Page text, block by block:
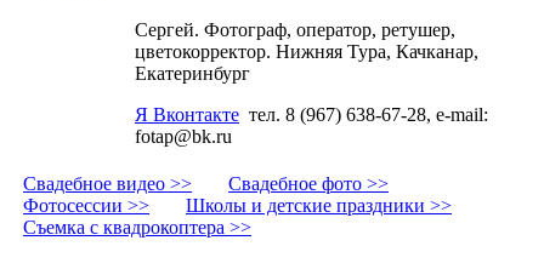
Сергей. Фотограф, оператор, ретушер,
цветокорректор. Нижняя Тура, Качканар,
Екатеринбург
Я Вконтакте тел. 8 (967) 638-67-28, e-mail:
fotap@bk.ru
Свадебное видео >>
Свадебное фото >>
Фотосессии >>
Школы и детские праздники >>
Съемка с квадрокоптера >>